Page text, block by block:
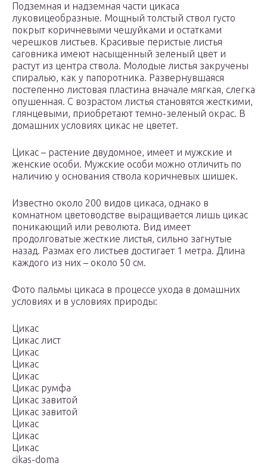
Подземная и надземная части цикаса
луковицеобразные. Мощный толстый ствол густо
покрыт коричневыми чешуйками и остатками
черешков листьев. Красивые перистые листья
саговника имеют насыщенный зеленый цвет и
растут из центра ствола. Молодые листья закручены
спиралью, как у папоротника. Развернувшаяся
постепенно листовая пластина вначале мягкая, слегка
опушенная. С возрастом листья становятся жесткими,
глянцевыми, приобретают темно-зеленый окрас. В
домашних условиях цикас не цветет.
Цикас – растение двудомное, имеет и мужские и
женские особи. Мужские особи можно отличить по
наличию у основания ствола коричневых шишек.
Известно около 200 видов цикаса, однако в
комнатном цветоводстве выращивается лишь цикас
поникающий или революта. Вид имеет
продолговатые жесткие листья, сильно загнутые
назад. Размах его листьев достигает 1 метра. Длина
каждого из них – около 50 см.
Фото пальмы цикаса в процессе ухода в домашних
условиях и в условиях природы:
Цикас
Цикас лист
Цикас
Цикас
Цикас
Цикас румфа
Цикас завитой
Цикас завитой
Цикас
Цикас
Цикас
cikas-doma